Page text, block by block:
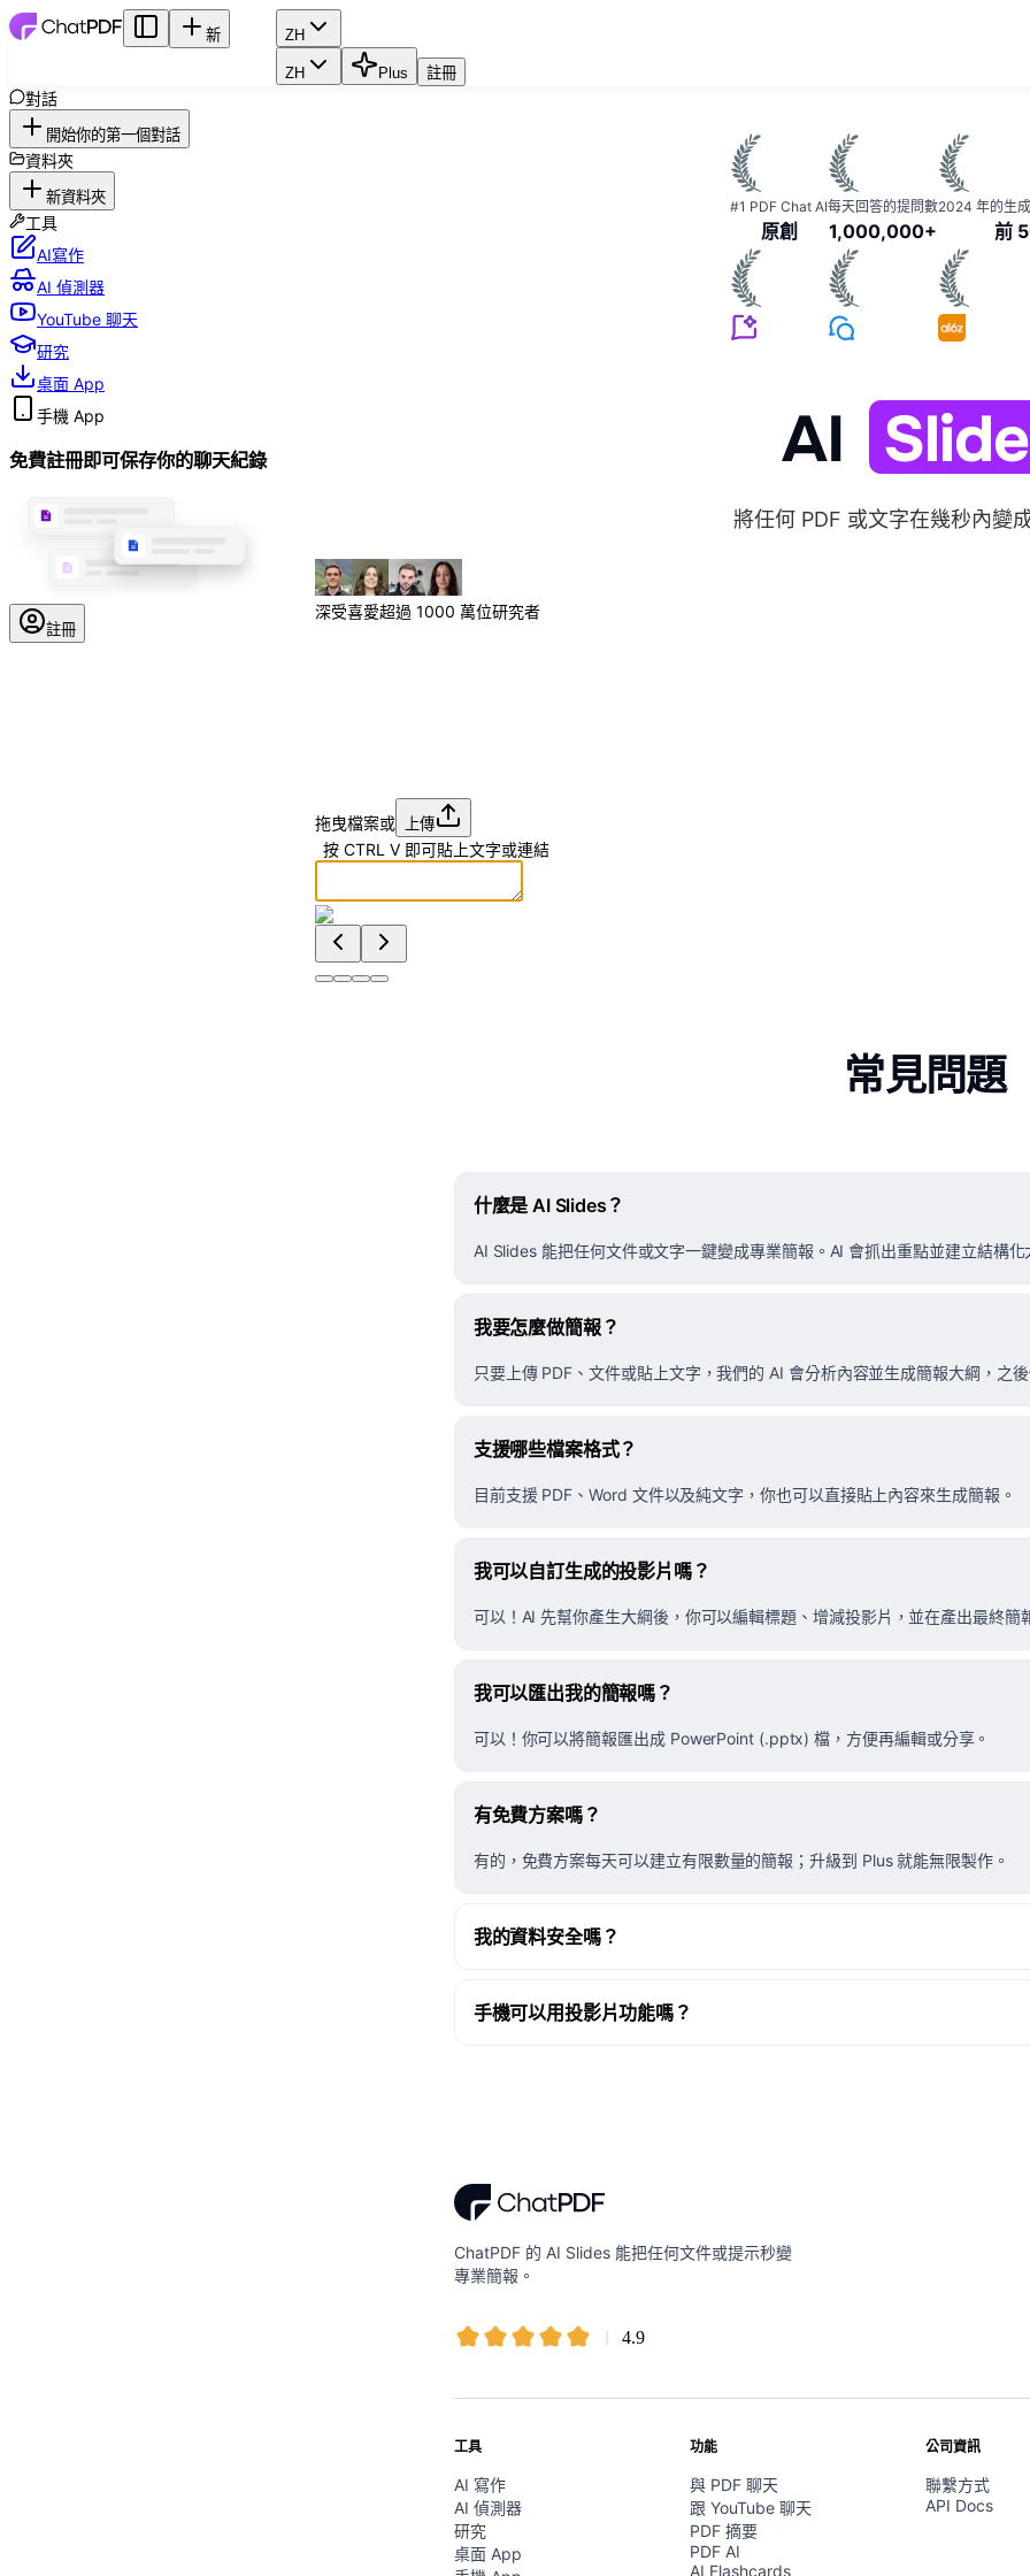
新 ZH
ZH Plus 註冊
對話
開始你的第一個對話
資料夾
新資料夾
工具
AI寫作
AI 偵測器
YouTube 聊天
研究
桌面 App
手機 App
免費註冊即可保存你的聊天紀錄
註冊
#1 PDF Chat AI
原創
每天回答的提問數
1,000,000+
2024 年的生
前
AI
將任何 PDF 或文字在幾秒內變
深受喜愛超過 1000 萬位研究者
拖曳檔案或 上傳
按 CTRL V即可貼上文字或連結
常見問題
什麼是 AI Slides？
AI Slides 能把任何文件或文字一鍵變成專業簡報。AI 會抓出重點並建立結構化
我要怎麼做簡報？
只要上傳 PDF、文件或貼上文字，我們的 AI 會分析內容並生成簡報大綱，之
支援哪些檔案格式？
目前支援 PDF、Word 文件以及純文字，你也可以直接貼上內容來生成簡報。
我可以自訂生成的投影片嗎？
可以！AI 先幫你產生大綱後，你可以編輯標題、增減投影片，並在產出最終簡
我可以匯出我的簡報嗎？
可以！你可以將簡報匯出成 PowerPoint (.pptx) 檔，方便再編輯或分享。
有免費方案嗎？
有的，免費方案每天可以建立有限數量的簡報；升級到 Plus 就能無限製作。
我的資料安全嗎？
手機可以用投影片功能嗎？
ChatPDF 的 AI Slides 能把任何文件或提示秒變
專業簡報。
4.9
工具
AI 寫作
AI 偵測器
研究
桌面 App
功能
與 PDF 聊天
跟 YouTube 聊天
PDF 摘要
PDF AI
AI Flashcards
公司資訊
聯繫方式
API Docs